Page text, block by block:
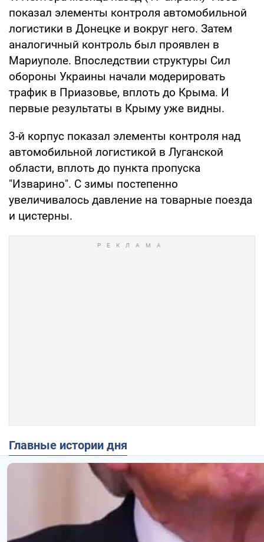
показал элементы контроля автомобильной
логистики в Донецке и вокруг него. Затем
аналогичный контроль был проявлен в
Мариуполе. Впоследствии структуры Сил
обороны Украины начали модерировать
трафик в Приазовье, вплоть до Крыма. И
первые результаты в Крыму уже видны.
3-й корпус показал элементы контроля над
автомобильной логистикой в Луганской
области, вплоть до пункта пропуска
"Изварино". С зимы постепенно
увеличивалось давление на товарные поезда
и цистерны.
Главные истории дня